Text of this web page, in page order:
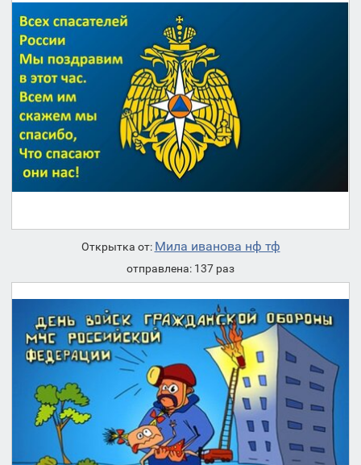
Открытка от: Мила иванова нф тф
отправлена: 137 раз